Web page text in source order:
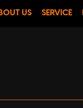
US SERVICE